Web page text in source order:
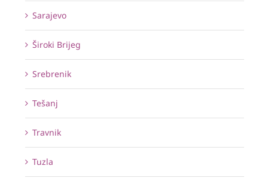
Sarajevo
Široki Brijeg
Srebrenik
Tešanj
Travnik
Tuzla